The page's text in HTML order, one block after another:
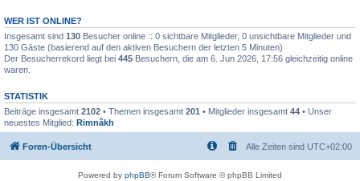
WER IST ONLINE?
Insgesamt sind 130 Besucher online :: 0 sichtbare Mitglieder, 0 unsichtbare Mitglieder und
130 Gäste (basierend auf den aktiven Besuchern der letzten 5 Minuten)
Der Besucherrekord liegt bei 445 Besuchern, die am 6. Jun 2026, 17:56 gleichzeitig online
waren.
STATISTIK
Beiträge insgesamt 2102 • Themen insgesamt 201 • Mitglieder insgesamt 44 • Unser
neuestes Mitglied: Rimnâkh
Foren-Übersicht Alle Zeiten sind UTC+02:00
Powered by phpBB® Forum Software © phpBB Limited